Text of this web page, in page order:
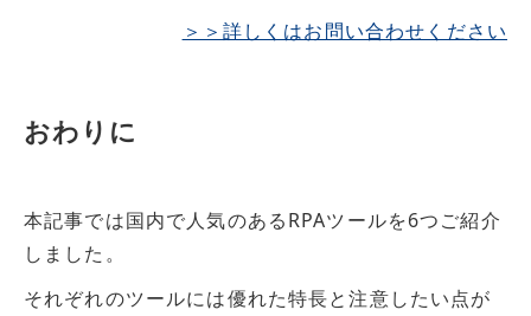
＞＞詳しくはお問い合わせください
おわりに
本記事では国内で人気のあるRPAツールを6つご紹介
しました。
それぞれのツールには優れた特長と注意したい点が